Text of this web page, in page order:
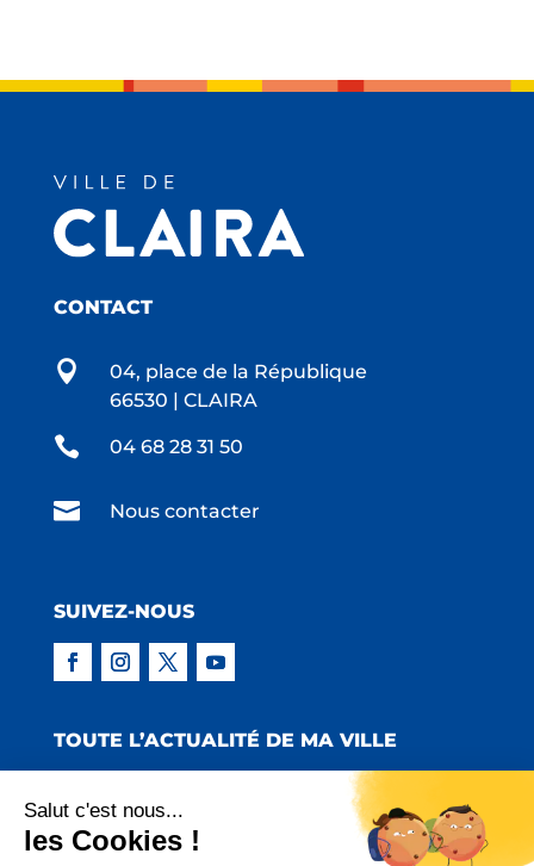
CONTACT

04, place de la République
66530 | CLAIRA
 04 68 28 31 50
 Nous contacter
SUIVEZ-NOUS
TOUTE L’ACTUALITÉ DE MA VILLE
Salut c'est nous...
les Cookies !